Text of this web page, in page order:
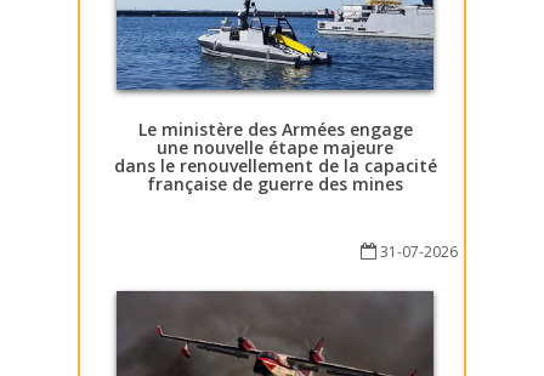
Le ministère des Armées engage
une nouvelle étape majeure
dans le renouvellement de la capacité
française de guerre des mines
31-07-2026